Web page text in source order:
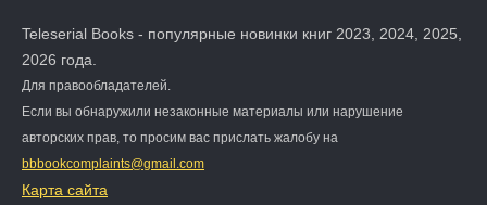
Teleserial Books - популярные новинки книг 2023, 2024, 2025,
2026 года.
Для правообладателей.
Если вы обнаружили незаконные материалы или нарушение
авторских прав, то просим вас прислать жалобу на
bbbookcomplaints@gmail.com
Карта сайта